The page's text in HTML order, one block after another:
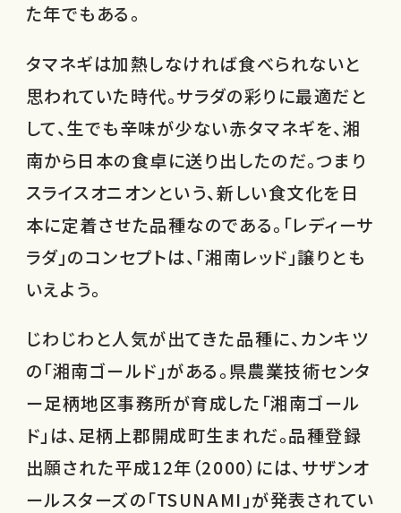
た年でもある。
タマネギは加熱しなければ食べられないと
思われていた時代。サラダの彩りに最適だと
して、生でも辛味が少ない赤タマネギを、湘
南から日本の食卓に送り出したのだ。つまり
スライスオニオンという、新しい食文化を日
本に定着させた品種なのである。「レディーサ
ラダ」のコンセプトは、「湘南レッド」譲りとも
いえよう。
じわじわと人気が出てきた品種に、カンキツ
の「湘南ゴールド」がある。県農業技術センタ
ー足柄地区事務所が育成した「湘南ゴール
ド」は、足柄上郡開成町生まれだ。品種登録
出願された平成12年（2000）には、サザンオ
ールスターズの「TSUNAMI」が発表されてい